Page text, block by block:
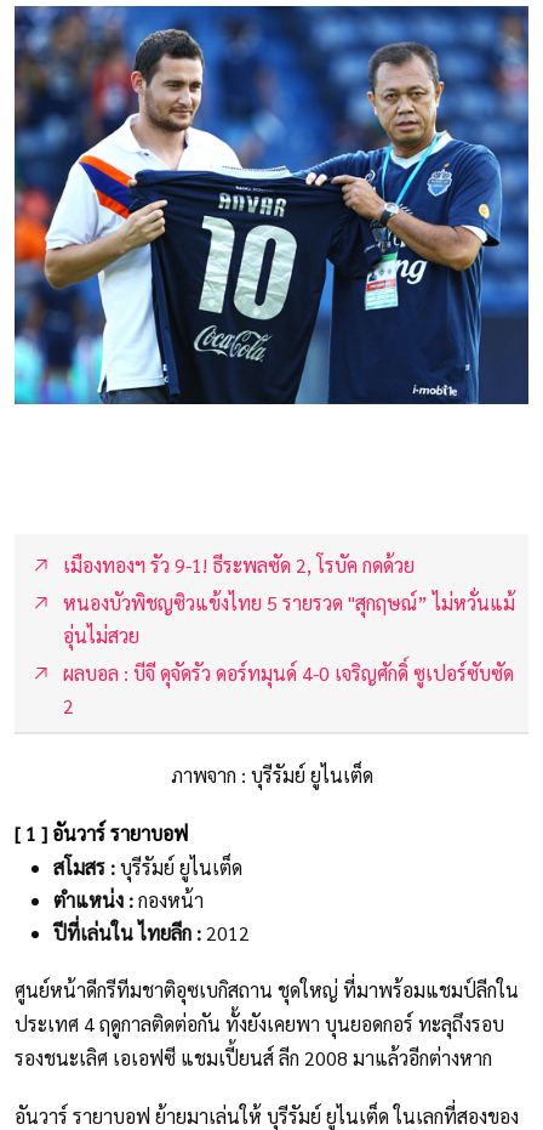
เมืองทองฯ รัว 9-1! ธีระพลซัด 2, โรบัค กดด้วย
หนองบัวพิชญซิวแข้งไทย 5 รายรวด "สุกฤษณ์” ไม่หวั่นแม้
อุ่นไม่สวย
ผลบอล : บีจี ดุจัดรัว ดอร์ทมุนด์ 4-0 เจริญศักดิ์ ซูเปอร์ซับซัด
2
ภาพจาก : บุรีรัมย์ ยูไนเต็ด
[ 1 ] อันวาร์ รายาบอฟ
สโมสร :บุรีรัมย์ ยูไนเต็ด
ตำแหน่ง :กองหน้า
ปีที่เล่นใน ไทยลีก :2012
ศูนย์หน้าดีกรีทีมชาติอุซเบกิสถาน ชุดใหญ่ ที่มาพร้อมแชมป์ลีกใน
ประเทศ 4 ฤดูกาลติดต่อกัน ทั้งยังเคยพา บุนยอดกอร์ ทะลุถึงรอบ
รองชนะเลิศ เอเอฟซี แชมเปี้ยนส์ ลีก 2008 มาแล้วอีกต่างหาก
อันวาร์ รายาบอฟ ย้ายมาเล่นให้ บุรีรัมย์ ยูไนเต็ด ในเลกที่สองของ